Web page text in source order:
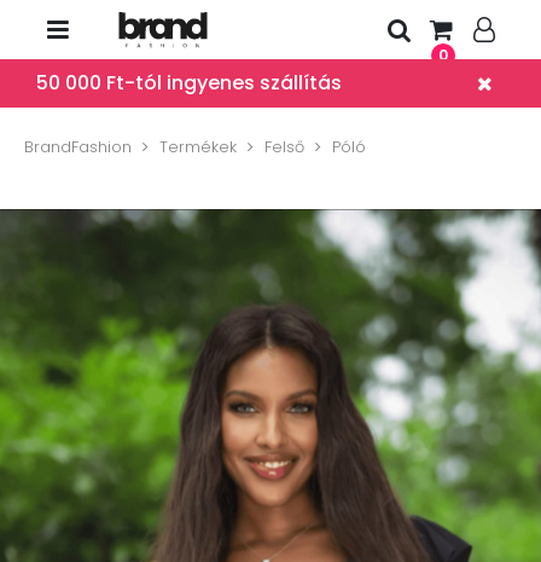
0
50 000 Ft-tól ingyenes szállítás
BrandFashion Termékek Felső Póló